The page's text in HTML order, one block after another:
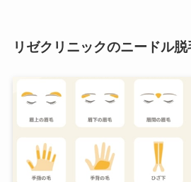
リゼクリニックのニードル